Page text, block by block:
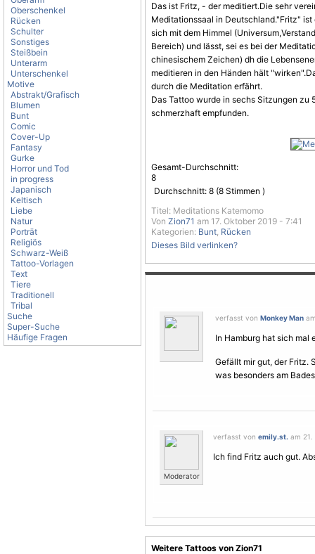
Oberschenkel
Rücken
Schulter
Sonstiges
Steißbein
Unterarm
Unterschenkel
Motive
Abstrakt/Grafisch
Blumen
Bunt
Comic
Cover-Up
Fantasy
Gurke
Horror und Tod
in progress
Japanisch
Keltisch
Liebe
Natur
Porträt
Religiös
Schwarz-Weiß
Tattoo-Vorlagen
Text
Tiere
Traditionell
Tribal
Suche
Super-Suche
Häufige Fragen
Das ist Fritz, - der meditiert.Die sehr
Meditationssaal in Deutschland."Fritz"
sich mit dem Himmel
Bereich) und lässt, sei es bei der
chinesischem Zeichen) dh die
meditieren in den Händen hält
durch die Meditation erfährt.
Das Tattoo wurde in sechs Sitzungen zu
schmerzhaft empfunden.
Gesamt-Durchschnitt:
8
Durchschnitt: 8 (8 Stimmen )
Titel: Meditations Katemomo
Von Zion71 am 17. Oktober 2019 - 7:41
Kategorien: Bunt, Rücken
Dieses Bild verlinken?
verfasst von Monkey Man
In Hamburg hat sich mal
Gefällt mir gut, der Fritz.
was besonders am
Moderator
verfasst von emily.st. am 21.
Ich find Fritz auch gut.
Weitere Tattoos von Zion71